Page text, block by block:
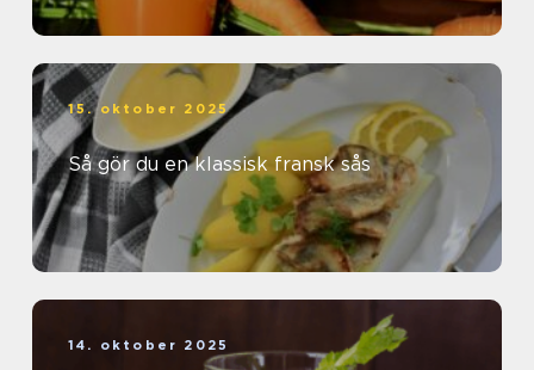
15. oktober 2025
Så gör du en klassisk fransk sås
14. oktober 2025